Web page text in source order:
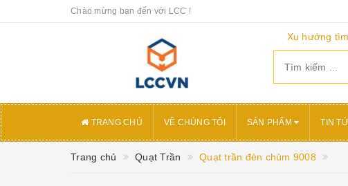
Chào mừng bạn đến với LCC !
Xu hướng
TRANG CHỦ VỀ CHÚNG TÔI SẢN PHẨM TIN
Trang chủ Quạt Trần Quạt trần đèn chùm 9008